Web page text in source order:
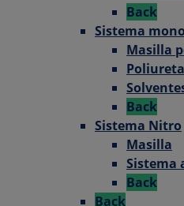
Back
Sistema
Masilla
Back
Sistema Nitro
Masilla
Sistema
Back
Back